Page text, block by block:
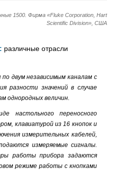
1500. Фирма «Fluke Corporation, Hart
Scientific Division», США
различные отрасли
двум независимым каналам с
разности значений в случае
однородных величин.
настольного переносного
клавиатурой из 16 кнопок и
измерительных кабелей,
измеряемые сигналы.
работы прибора задаются
режиме работы с кнопками